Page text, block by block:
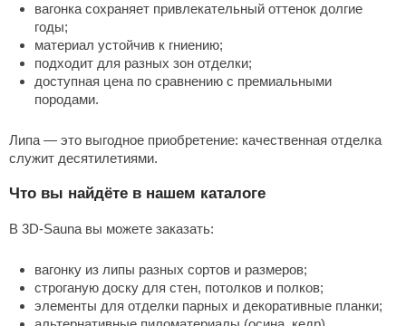
вагонка сохраняет привлекательный оттенок долгие
годы;
материал устойчив к гниению;
подходит для разных зон отделки;
доступная цена по сравнению с премиальными
породами.
Липа — это выгодное приобретение: качественная отделка
служит десятилетиями.
Что вы найдёте в нашем каталоге
В 3D-Sauna вы можете заказать:
вагонку из липы разных сортов и размеров;
строганую доску для стен, потолков и полков;
элементы для отделки парных и декоративные планки;